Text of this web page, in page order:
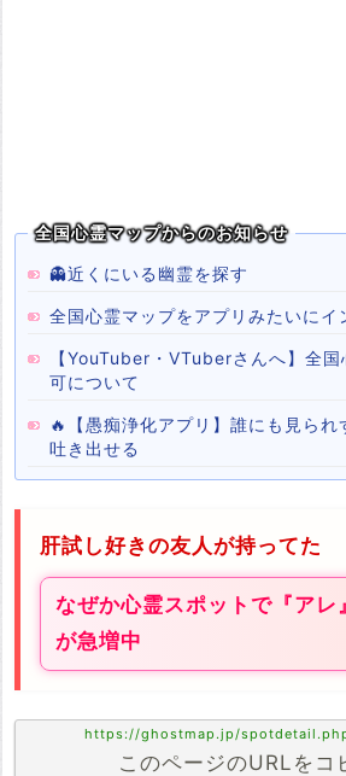
全国心霊マップからのお知らせ
👻近くにいる幽霊を探す
全国心霊マップをアプリみたいにイ
【YouTuber・VTuberさんへ】全
可について
🔥【愚痴浄化アプリ】誰にも見られ
吐き出せる
肝試し好きの友人が持ってた
なぜか心霊スポットで『アレ
が急増中
https://ghostmap.jp/
このページのURLをコ